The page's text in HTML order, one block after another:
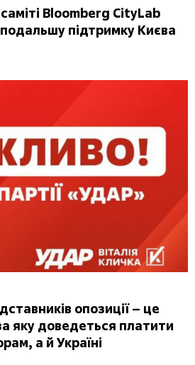
Bloomberg CityLab
підтримку Києва
опозиції – це
яку доведеться платити
а й Україні